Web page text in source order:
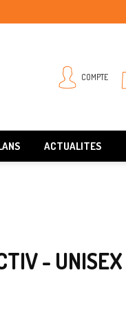
COMPTE
ACTUALITES
- UNISEX